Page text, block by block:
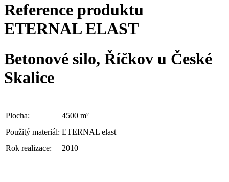
Reference produktu
ETERNAL ELAST
Betonové silo, Říčkov u České
Skalice
Plocha:
4500 m²
Použitý materiál: ETERNAL elast
Rok realizace:
2010